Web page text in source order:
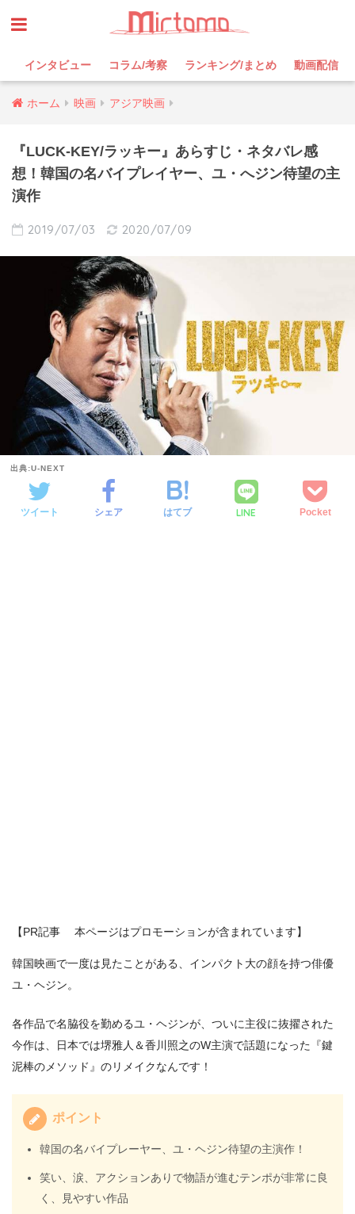
インタビュー コラム/考察 ランキング/まとめ 動画配信
ホーム 映画 アジア映画
『LUCK-KEY/ラッキー』あらすじ・ネタバレ感
想！韓国の名バイプレイヤー、ユ・へジン待望の主
演作
2019/07/03 2020/07/09
出典:U-NEXT
ツイート シェア はてブ LINE Pocket
【PR記事 本ページはプロモーションが含まれています】
韓国映画で一度は見たことがある、インパクト大の顔を持つ俳優
ユ・ヘジン。
各作品で名脇役を勤めるユ・ヘジンが、ついに主役に抜擢された
今作は、日本では堺雅人＆香川照之のW主演で話題になった『鍵
泥棒のメソッド』のリメイクなんです！
ポイント
韓国の名バイプレーヤー、ユ・ヘジン待望の主演作！
笑い、涙、アクションありで物語が進むテンポが非常に良
く、見やすい作品